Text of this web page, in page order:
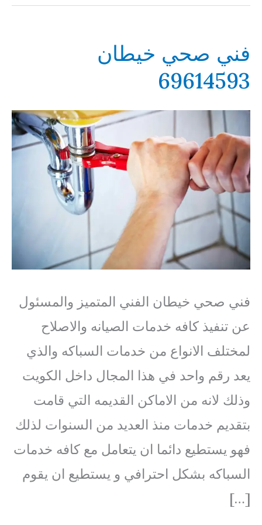
فني صحي خيطان
69614593
فني صحي خيطان الفني المتميز والمسئول
عن تنفيذ كافه خدمات الصيانه والاصلاح
لمختلف الانواع من خدمات السباكه والذي
يعد رقم واحد في هذا المجال داخل الكويت
وذلك لانه من الاماكن القديمه التي قامت
بتقديم خدمات منذ العديد من السنوات لذلك
فهو يستطيع دائما ان يتعامل مع كافه خدمات
السباكه بشكل احترافي و يستطيع ان يقوم
[…]